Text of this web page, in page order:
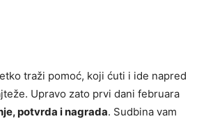
traži pomoć, koji ćuti i ide napred
Upravo zato prvi dani februara
potvrda i nagrada. Sudbina vam